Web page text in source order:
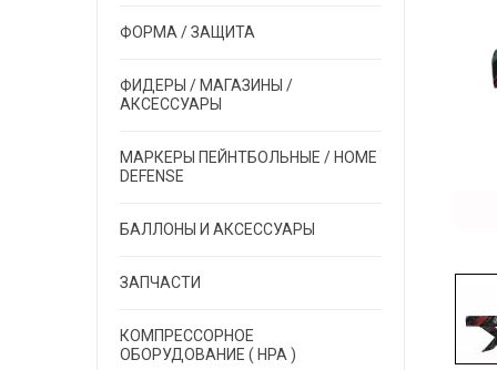
ФОРМА / ЗАЩИТА
ФИДЕРЫ / МАГАЗИНЫ /
АКСЕССУАРЫ
МАРКЕРЫ ПЕЙНТБОЛЬНЫЕ / HOME
DEFENSE
БАЛЛОНЫ И АКСЕССУАРЫ
ЗАПЧАСТИ
КОМПРЕССОРНОЕ
ОБОРУДОВАНИЕ ( HPA )